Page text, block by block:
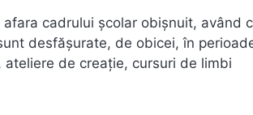
cadrului școlar obișnuit, având
desfășurate, de obicei, în
de creație, cursuri de limbi